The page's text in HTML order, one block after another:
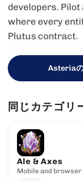
developers. Pilot
where every
Plutus contract.
Asteria
同じカテゴリ
Ale & Axes
Mobile and browser